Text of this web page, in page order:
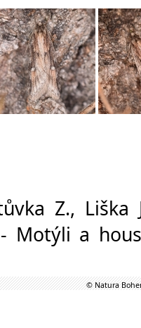
Z., Liška
Motýli a
© Natura